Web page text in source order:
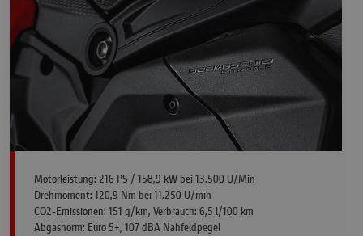
Motorleistung: 216 PS / 158,9 kW bei 13.500 U/Min
Drehmoment: 120,9 Nm bei 11.250 U/min
CO2-Emissionen: 151 g/km, Verbrauch: 6,5 l/100 km
Abgasnorm: Euro 5+, 107 dBA Nahfeldpegel